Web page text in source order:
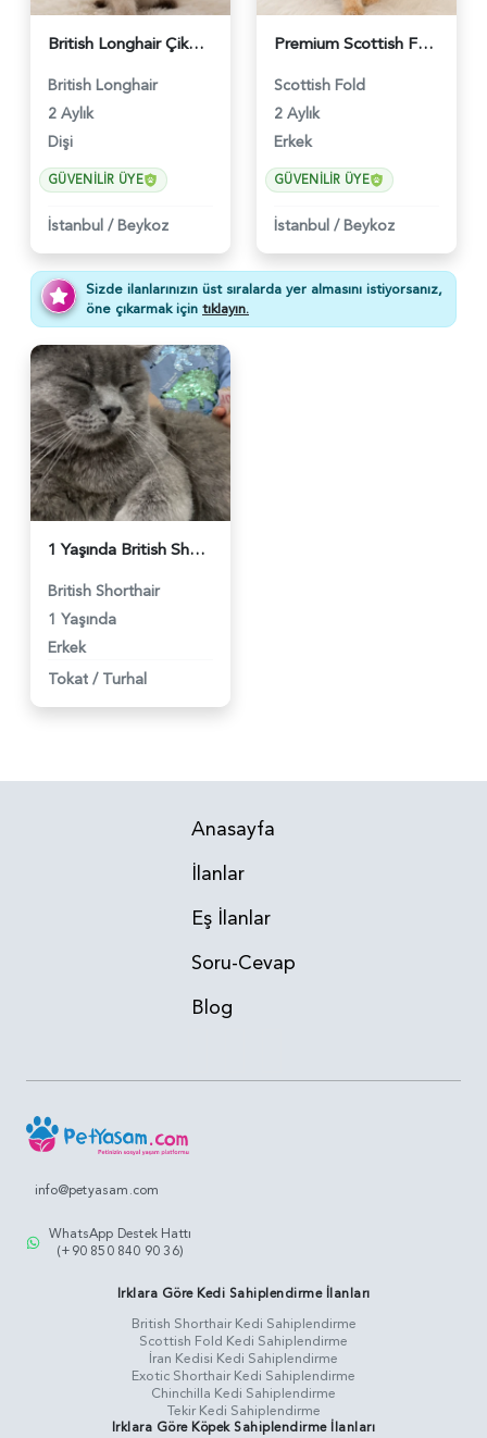
British Longhair Çikolatalı Sütlü Dişi Yavrumuz - 6347
British Longhair
2 Aylık
Dişi
GÜVENILIR ÜYE
İstanbul / Beykoz
Premium Scottish Fold Golden Yavru - 6400
Scottish Fold
2 Aylık
Erkek
GÜVENILIR ÜYE
İstanbul / Beykoz
Sizde ilanlarınızın üst sıralarda yer almasını istiyorsanız,
öne çıkarmak için tıklayın.
1 Yaşında British Shorthair Kedim Eş Arıyor - 4213
British Shorthair
1 Yaşında
Erkek
Tokat / Turhal
Anasayfa
İlanlar
Eş İlanlar
Soru-Cevap
Blog
info@petyasam.com
WhatsApp Destek Hattı
(+90 850 840 90 36)
Irklara Göre Kedi Sahiplendirme İlanları
British Shorthair Kedi Sahiplendirme
Scottish Fold Kedi Sahiplendirme
İran Kedisi Kedi Sahiplendirme
Exotic Shorthair Kedi Sahiplendirme
Chinchilla Kedi Sahiplendirme
Tekir Kedi Sahiplendirme
Irklara Göre Köpek Sahiplendirme İlanları